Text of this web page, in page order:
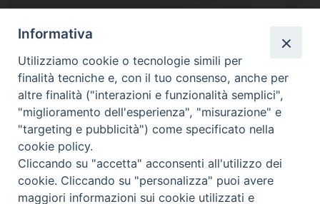
Diocesi
Informativa
Utilizziamo cookie o tecnologie simili per
finalità tecniche e, con il tuo consenso, anche per
altre finalità ("interazioni e funzionalità semplici",
"miglioramento dell'esperienza", "misurazione" e
"targeting e pubblicità") come specificato nella
cookie policy.
Cliccando su "accetta" acconsenti all'utilizzo dei
cookie. Cliccando su "personalizza" puoi avere
maggiori informazioni sui cookie utilizzati e